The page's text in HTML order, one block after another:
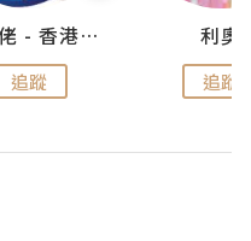
裝修佬 - 香港一站式網上裝修平台
追蹤
利奧
追蹤